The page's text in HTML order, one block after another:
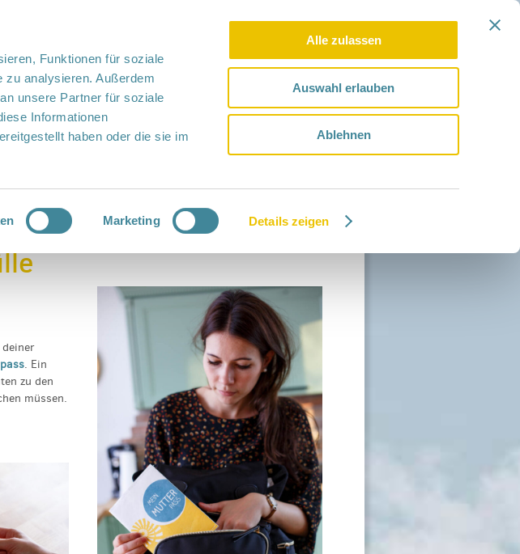
Funktionen für soziale
zu analysieren. Außerdem
unsere Partner für soziale
Informationen
haben oder die sie im
Marketing Details zeigen
Alle zulassen
Auswahl erlauben
Ablehnen
. Ein
zu den
müssen.